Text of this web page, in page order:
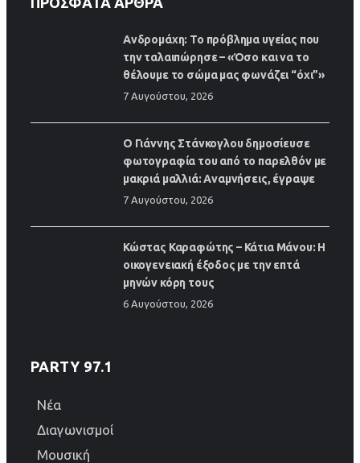
Ανδρομάχη: Το πρόβλημα υγείας που
την ταλαιπώρησε – «Όσο και να το
θέλουμε το σώμα μας φωνάζει “όχι”»
7 Αυγούστου, 2026
Ο Γιάννης Στάνκογλου δημοσίευσε
φωτογραφία του από το παρελθόν με
μακριά μαλλιά: Αναμνήσεις, έγραψε
7 Αυγούστου, 2026
Κώστας Καραφώτης – Κάτια Μάνου: Η
οικογενειακή έξοδος με την επτά
μηνών κόρη τους
6 Αυγούστου, 2026
PARTY 97.1
Νέα
Διαγωνισμοί
Μουσική